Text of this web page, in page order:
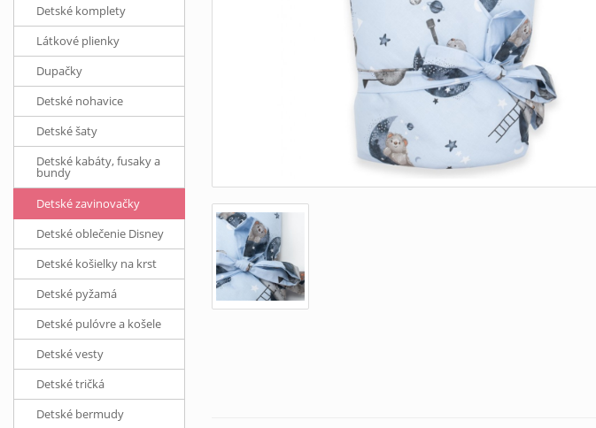
Detské komplety
Látkové plienky
Dupačky
Detské nohavice
Detské šaty
Detské kabáty, fusaky a
bundy
Detské zavinovačky
Detské oblečenie Disney
Detské košielky na krst
Detské pyžamá
Detské pulóvre a košele
Detské vesty
Detské tričká
Detské bermudy